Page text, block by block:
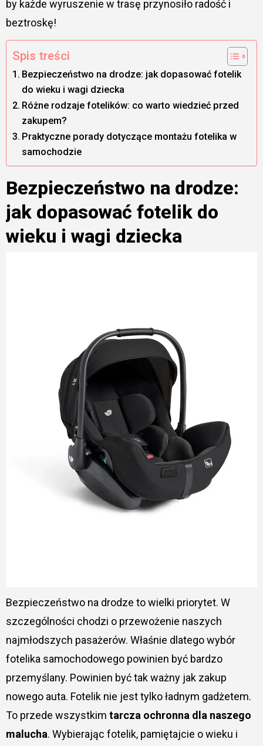
by każde wyruszenie w trasę przynosiło radość i
beztroskę!
Spis treści
Bezpieczeństwo na drodze: jak dopasować fotelik
do wieku i wagi dziecka
Różne rodzaje fotelików: co warto wiedzieć przed
zakupem?
Praktyczne porady dotyczące montażu fotelika w
samochodzie
Bezpieczeństwo na drodze:
jak dopasować fotelik do
wieku i wagi dziecka
Bezpieczeństwo na drodze to wielki priorytet. W
szczególności chodzi o przewożenie naszych
najmłodszych pasażerów. Właśnie dlatego wybór
fotelika samochodowego powinien być bardzo
przemyślany. Powinien być tak ważny jak zakup
nowego auta. Fotelik nie jest tylko ładnym gadżetem.
To przede wszystkim tarcza ochronna dla naszego
malucha. Wybierając fotelik, pamiętajcie o wieku i